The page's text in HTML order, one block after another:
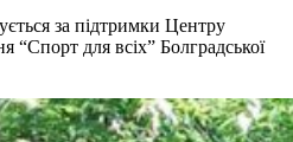
за підтримки Центру
“Спорт для всіх” Болградської